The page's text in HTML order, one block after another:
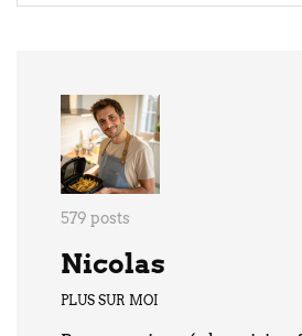
579 posts
Nicolas
PLUS SUR MOI